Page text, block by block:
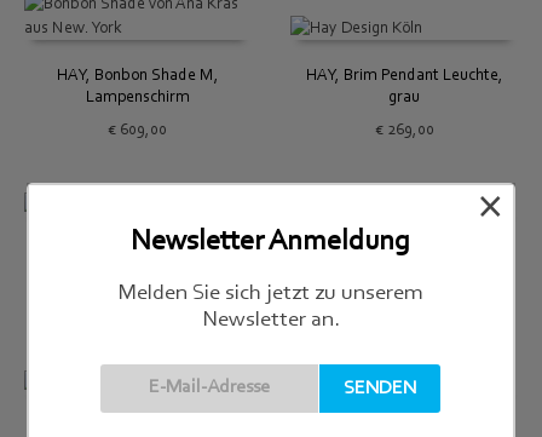
HAY, Bonbon Shade M,
Lampenschirm
€ 609,00
HAY, Brim Pendant Leuchte,
grau
€269,00
HAY, Brim Pendant Leuchte,
HAY, Brim Pendant Leuchte,
Newsletter Anmeldung
Melden Sie sich jetzt zu unserem
Newsletter an.
×